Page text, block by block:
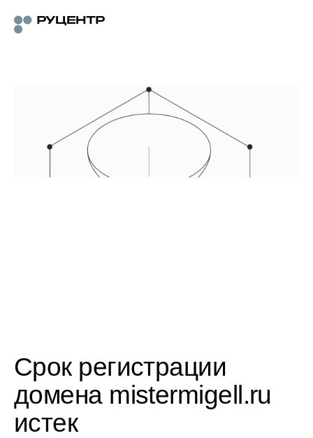
Срок регистрации
домена mistermigell.ru
истек